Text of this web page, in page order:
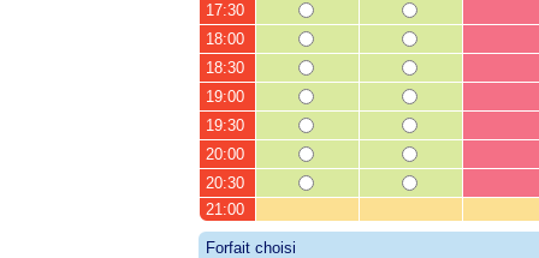
17:30
18:00
18:30
19:00
19:30
20:00
20:30
21:00
Forfait choisi